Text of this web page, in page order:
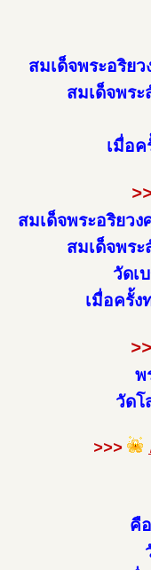
สมเด็จพระอริย
สมเด็จพร
เมื่อ
สมเด็จพระอริยว
สมเด็จพร
วัดเ
เมื่อครั้ง
พ
วัดโ
>>>
คื